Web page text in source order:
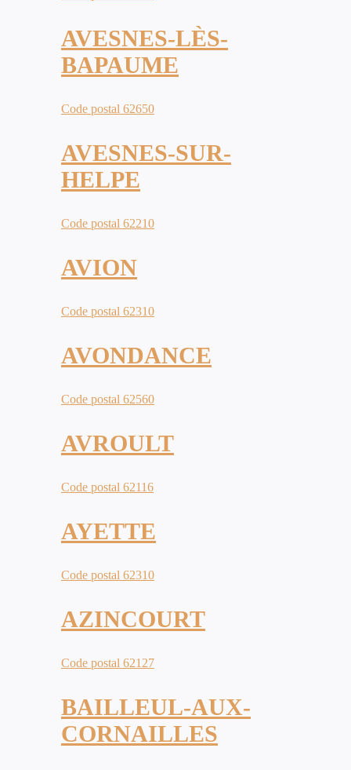
AVESNES-LÈS-
BAPAUME
Code postal 62650
AVESNES-SUR-
HELPE
Code postal 62210
AVION
Code postal 62310
AVONDANCE
Code postal 62560
AVROULT
Code postal 62116
AYETTE
Code postal 62310
AZINCOURT
Code postal 62127
BAILLEUL-AUX-
CORNAILLES